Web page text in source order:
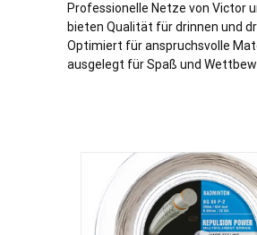
Professionelle Netze von Victor
bieten Qualität für drinnen und
Optimiert für anspruchsvolle
ausgelegt für Spaß und